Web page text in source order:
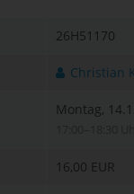
26H51170
Christian
Montag,
16,00 EUR